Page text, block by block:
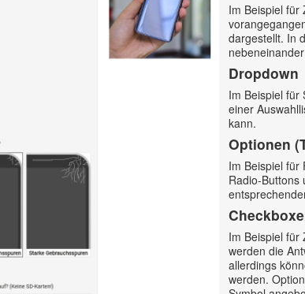
Im Beispiel für
dargestellt. In
Dropdown
Im Beispiel für
einer
kann.
Optionen
Im Beispiel für
Radio-Buttons
Im Beispiel für
werden die
allerdings
werden.